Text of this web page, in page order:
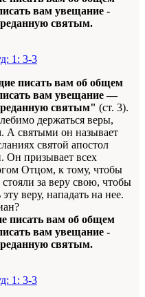
вам увещание -
святым.
1: 3-3
писать вам об общем
вам увещание —
святым" (ст. 3).
держаться веры,
А святыми он называет
святой апостол
Он призывает всех
Отцом, к тому, чтобы
за веру свою, чтобы
веру, нападать на нее.
писать вам об общем
вам увещание -
святым.
1: 3-3